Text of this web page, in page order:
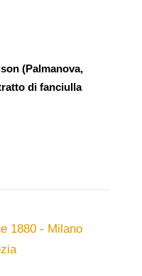
(Palmanova,
di fanciulla